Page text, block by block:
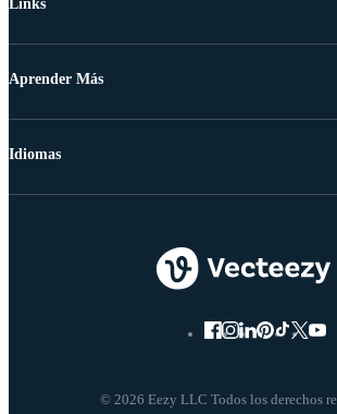
Links
Aprender Más
© 2026 Eezy LLC Todos los derechos
Idiomas